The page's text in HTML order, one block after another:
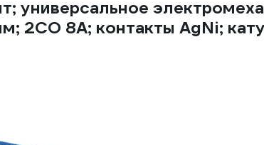
универсальное
2CO 8A; контакты AgNi;